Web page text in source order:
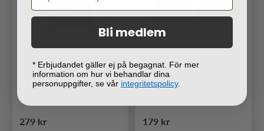
Rvelon iPhone X/iPhone Xs
Fodral Äkta Läder Brun
Ordinarie pris
279 kr
Rvelon iPhone X/iPhone Xs
Fodral Utfällbart Kortfack
Ordinarie pris
179 kr
Bli medlem
* Erbjudandet gäller ej på begagnat. För mer
information om hur vi behandlar dina
personuppgifter, se vår integritetspolicy.